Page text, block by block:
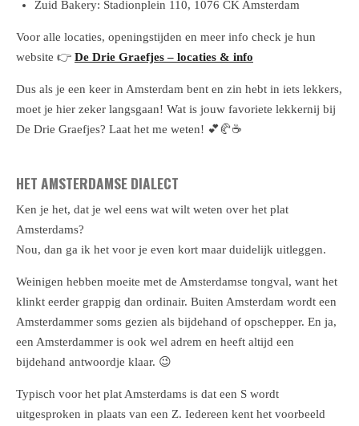
Zuid Bakery: Stadionplein 110, 1076 CK Amsterdam
Voor alle locaties, openingstijden en meer info check je hun
website 👉 De Drie Graefjes – locaties & info
Dus als je een keer in Amsterdam bent en zin hebt in iets lekkers,
moet je hier zeker langsgaan! Wat is jouw favoriete lekkernij bij
De Drie Graefjes? Laat het me weten! 💕🥐☕️
HET AMSTERDAMSE DIALECT
Ken je het, dat je wel eens wat wilt weten over het plat
Amsterdams?
Nou, dan ga ik het voor je even kort maar duidelijk uitleggen.
Weinigen hebben moeite met de Amsterdamse tongval, want het
klinkt eerder grappig dan ordinair. Buiten Amsterdam wordt een
Amsterdammer soms gezien als bijdehand of opschepper. En ja,
een Amsterdammer is ook wel adrem en heeft altijd een
bijdehand antwoordje klaar. 😉
Typisch voor het plat Amsterdams is dat een S wordt
uitgesproken in plaats van een Z. Iedereen kent het voorbeeld